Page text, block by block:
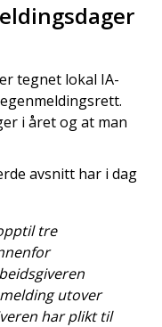
tegnet lokal IA-
i året og at man
avsnitt har i dag
tre
utover
har plikt til